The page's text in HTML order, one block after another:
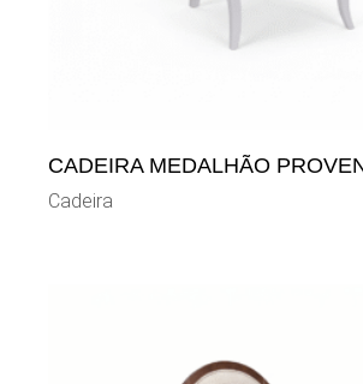
CADEIRA MEDALHÃO
Cadeira